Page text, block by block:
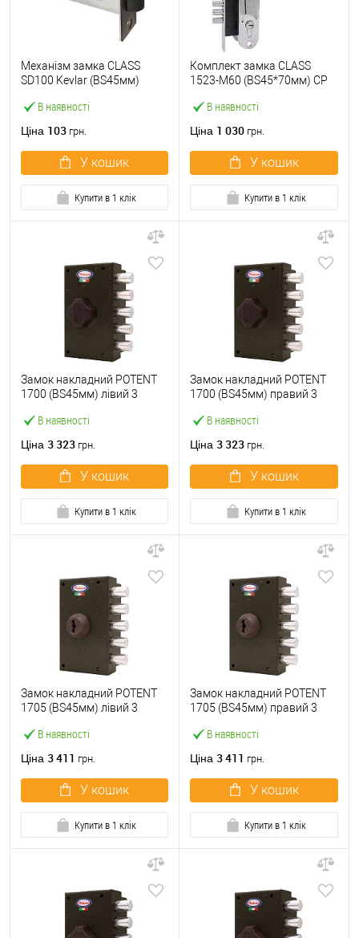
В наявності
Механізм замка CLASS
SD100 Kevlar (BS45мм)
чорний матовий
Ціна 103 грн.
У кошик
Купити в 1 клік
В наявності
Комплект замка CLASS
1523-M60 (BS45*70мм) CP
Ціна 1 030 грн.
У кошик
Купити в 1 клік
В наявності
Замок накладний POTENT
1700 (BS45мм) лівий 3
Ціна 3 323 грн.
У кошик
Купити в 1 клік
В наявності
Замок накладний POTENT
1700 (BS45мм) правий 3
Ціна 3 323 грн.
У кошик
Купити в 1 клік
В наявності
Замок накладний POTENT
1705 (BS45мм) лівий 3
Ціна 3 411 грн.
У кошик
Купити в 1 клік
В наявності
Замок накладний POTENT
1705 (BS45мм) правий 3
Ціна 3 411 грн.
У кошик
Купити в 1 клік